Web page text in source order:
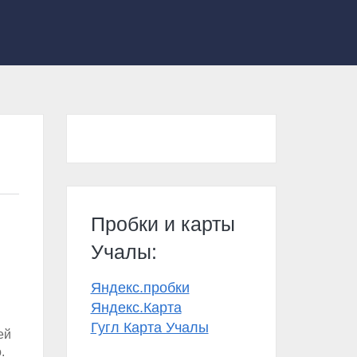
Пробки и карты
Учалы:
Яндекс.пробки
Яндекс.Карта
Гугл Карта Учалы